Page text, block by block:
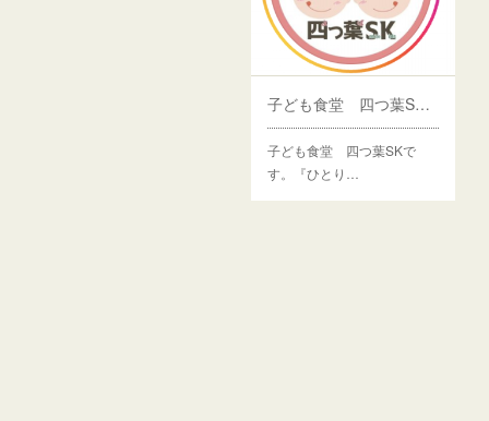
子ども食堂 四つ葉SK（四日市市）
子ども食堂 四つ葉SKで
す。『ひとり…